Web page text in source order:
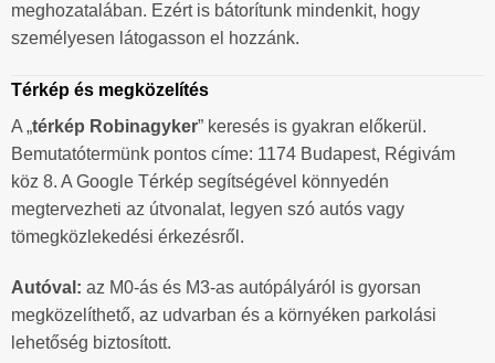
meghozatalában. Ezért is bátorítunk mindenkit, hogy
személyesen látogasson el hozzánk.
Térkép és megközelítés
A „térkép Robinagyker” keresés is gyakran előkerül.
Bemutatótermünk pontos címe: 1174 Budapest, Régivám
köz 8. A Google Térkép segítségével könnyedén
megtervezheti az útvonalat, legyen szó autós vagy
tömegközlekedési érkezésről.
Autóval: az M0-ás és M3-as autópályáról is gyorsan
megközelíthető, az udvarban és a környéken parkolási
lehetőség biztosított.